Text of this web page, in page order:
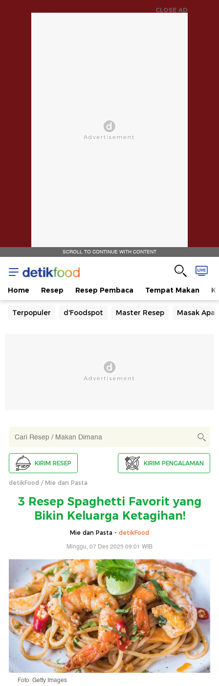
CLOSE AD
SCROLL TO CONTINUE WITH CONTENT
Home Resep Resep Pembaca Tempat Makan
Terpopuler d'Foodspot Master Resep Masak Apa
KIRIM RESEP KIRIM PENGALAMAN
detikFood Mie dan Pasta
3 Resep Spaghetti Favorit yang
Bikin Keluarga Ketagihan!
Mie dan Pasta - detikFood
Minggu, 07 Des 2025 09:01 WIB
Foto: Getty Images